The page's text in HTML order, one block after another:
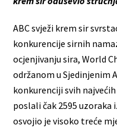
ABC svježi krem sir
konkurencije sirnih
ocjenjivanju sira, World
održanom u Sjedinjenim
konkurenciji svih
poslali čak 2595 uzoraka
osvojio je visoko treće